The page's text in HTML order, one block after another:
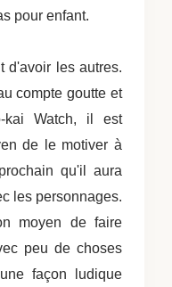
pour enfant.
d'avoir les autres.
compte goutte et
Watch, il est
de le motiver à
qu'il aura
les personnages.
moyen de faire
peu de choses
façon ludique